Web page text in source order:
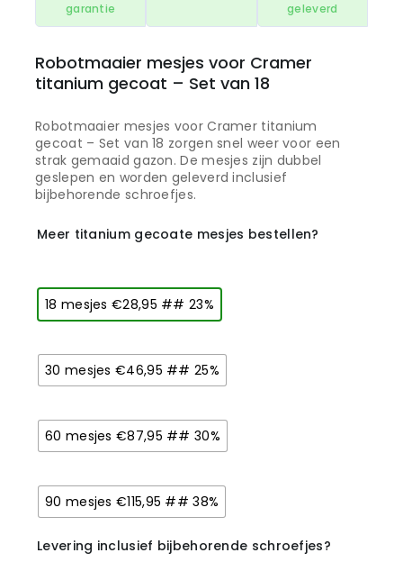
garantie
geleverd
Robotmaaier mesjes voor Cramer
titanium gecoat – Set van 18
Robotmaaier mesjes voor Cramer titanium
gecoat – Set van 18 zorgen snel weer voor een
strak gemaaid gazon. De mesjes zijn dubbel
geslepen en worden geleverd inclusief
bijbehorende schroefjes.
Meer titanium gecoate mesjes bestellen?
18 mesjes €28,95 ## 23%
30 mesjes €46,95 ## 25%
60 mesjes €87,95 ## 30%
90 mesjes €115,95 ## 38%
Levering inclusief bijbehorende schroefjes?